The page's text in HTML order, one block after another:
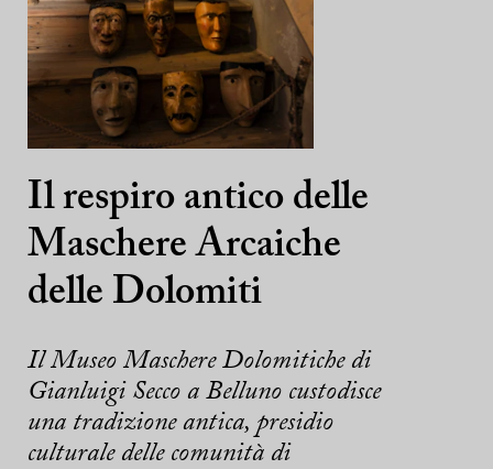
Il respiro antico delle
Maschere Arcaiche
delle Dolomiti
Il Museo Maschere Dolomitiche di
Gianluigi Secco a Belluno custodisce
una tradizione antica, presidio
culturale delle comunità di